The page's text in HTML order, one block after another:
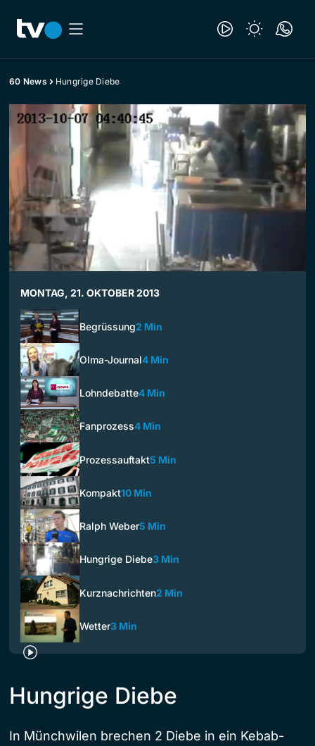
60 News Hungrige Diebe
MONTAG, 21. OKTOBER 2013
Begrüssung2 Min
Olma-Journal4 Min
Lohndebatte4 Min
Fanprozess4 Min
Prozessauftakt5 Min
Kompakt10 Min
Ralph Weber5 Min
Hungrige Diebe3 Min
Kurznachrichten2 Min
Wetter3 Min
Hungrige Diebe
In Münchwilen brechen 2 Diebe in ein Kebab-